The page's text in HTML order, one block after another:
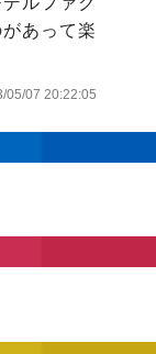
あって楽
05/07 20:22:05